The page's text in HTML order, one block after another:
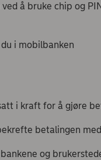
å bruke chip og
i mobilbanken
i kraft for å gjøre
betalingen med
og